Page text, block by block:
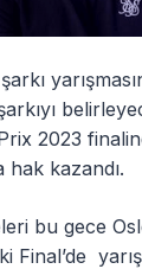
2023
hak kazandı.
bu gece
Final’de